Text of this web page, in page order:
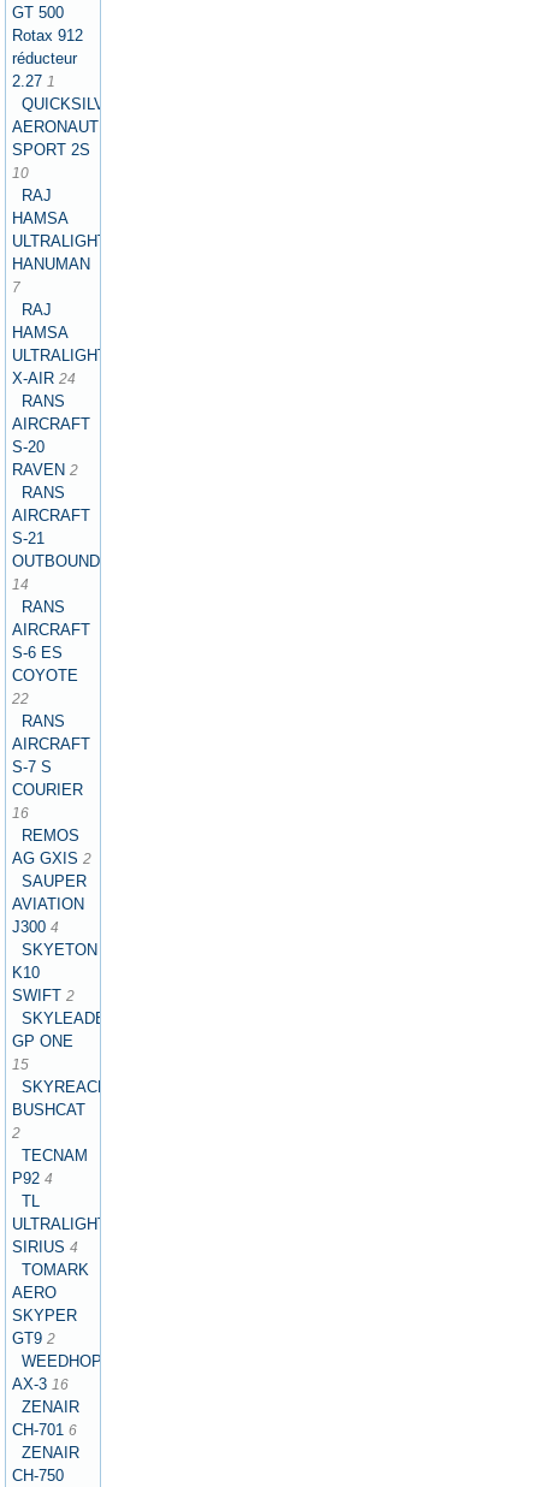
GT 500
Rotax 912
réducteur
2.27 1
QUICKSILVER
AERONAUTICS
SPORT 2S
10
RAJ
HAMSA
ULTRALIGHTS
HANUMAN
7
RAJ
HAMSA
ULTRALIGHTS
X-AIR 24
RANS
AIRCRAFT
S-20
RAVEN 2
RANS
AIRCRAFT
S-21
OUTBOUND
14
RANS
AIRCRAFT
S-6 ES
COYOTE
22
RANS
AIRCRAFT
S-7 S
COURIER
16
REMOS
AG GXIS 2
SAUPER
AVIATION
J300 4
SKYETON
K10
SWIFT 2
SKYLEADER
GP ONE
15
SKYREACH
BUSHCAT
2
TECNAM
P92 4
TL
ULTRALIGHT
SIRIUS 4
TOMARK
AERO
SKYPER
GT9 2
WEEDHOPPER
AX-3 16
ZENAIR
CH-701 6
ZENAIR
CH-750